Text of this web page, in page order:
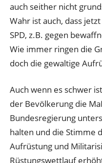
auch seither nicht
Wahr ist auch, dass
SPD, z.B. gegen
Wie immer ringen die
doch die gewaltige
Auch wenn es schwer
der Bevölkerung die
Bundesregierung
halten und die Stimme
Aufrüstung und
Rüstungswettlauf